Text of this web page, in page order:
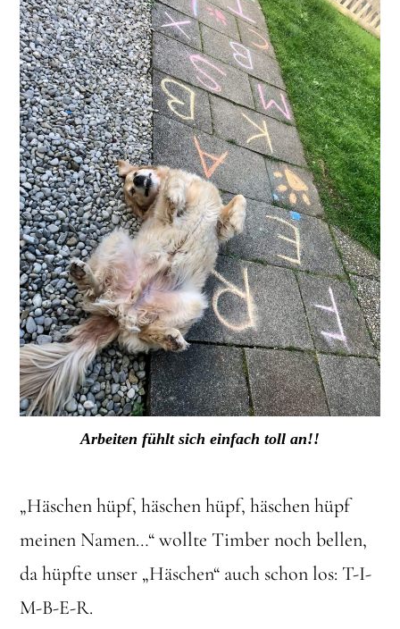
Arbeiten fühlt sich einfach toll an!!
„Häschen hüpf, häschen hüpf, häschen hüpf
meinen Namen…“ wollte Timber noch bellen,
da hüpfte unser „Häschen“ auch schon los: T-I-
M-B-E-R.